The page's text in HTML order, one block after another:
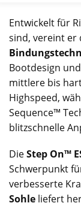
Entwickelt für
sind, vereint er
Bootdesign
mittlere bis
Highspeed,
Sequence™
blitzschnelle
DieStep On™
Schwerpunkt
verbesserte
Sohle liefert